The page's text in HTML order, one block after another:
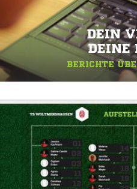
DEIN
DEINE
BERICHTE